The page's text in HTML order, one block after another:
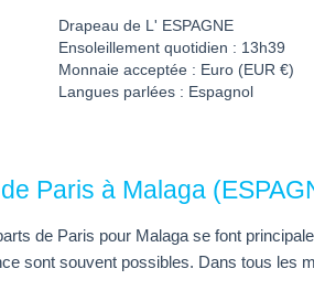
Drapeau de L' ESPAGNE
Ensoleillement quotidien : 13h39
Monnaie acceptée : Euro (EUR €)
Langues parlées : Espagnol
Paris à Malaga
de Paris pour Malaga se font
sont souvent possibles. Dans tous les